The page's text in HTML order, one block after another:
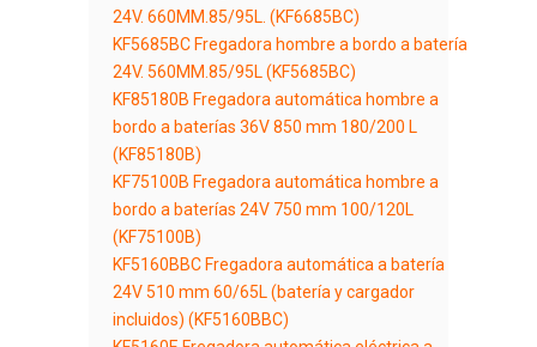
24V. 660MM.85/95L. (KF6685BC)
KF5685BC Fregadora hombre a bordo a batería
24V. 560MM.85/95L (KF5685BC)
KF85180B Fregadora automática hombre a
bordo a baterías 36V 850 mm 180/200 L
(KF85180B)
KF75100B Fregadora automática hombre a
bordo a baterías 24V 750 mm 100/120L
(KF75100B)
KF5160BBC Fregadora automática a batería
24V 510 mm 60/65L (batería y cargador
incluidos) (KF5160BBC)